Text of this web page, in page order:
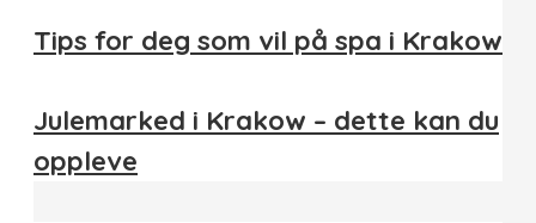
Tips for deg som vil på spa i Krakow
Julemarked i Krakow – dette kan du
oppleve